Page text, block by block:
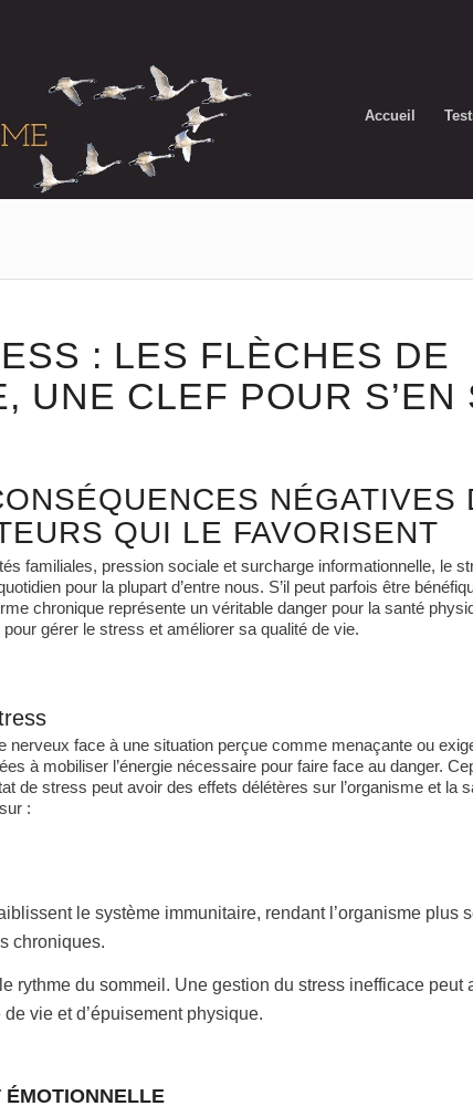
Accueil
: LES FLÈCHES DE
UNE CLEF POUR S’EN
NÉGATIVES
QUI LE FAVORISENT
familiales, pression sociale et surcharge informationnelle, le
pour la plupart d’entre nous. S’il peut parfois être
chronique représente un véritable danger pour la santé
gérer le stress et améliorer sa qualité de vie.
face à une situation perçue comme menaçante ou
à mobiliser l’énergie nécessaire pour faire face au danger.
de stress peut avoir des effets délétères sur l’organisme et la
:
le système immunitaire, rendant l’organisme plus
chroniques.
rythme du sommeil. Une gestion du stress inefficace
vie et d’épuisement physique.